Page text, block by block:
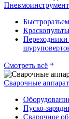
Пневмоинструмент
Краскопульты
Переходники
Смотреть всё
Сварочные
Пуско-
Сварочное